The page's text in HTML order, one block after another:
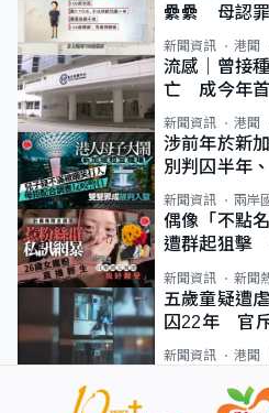
纍纍 母認
類案最惡劣
新聞資訊 港聞
流感｜曾接
亡 成今年首
新聞資訊 港聞
涉前年於新
別判囚半年
新聞資訊 兩岸
偶像「不點
遭群起狙擊
新聞資訊 新聞
五歲童疑遭
囚22年 官
新聞資訊 港聞